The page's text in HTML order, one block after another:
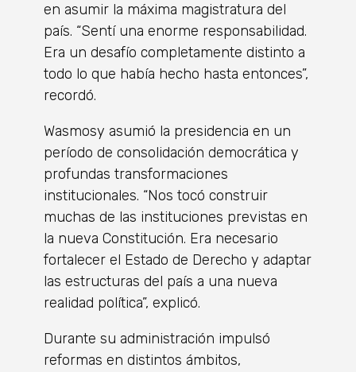
en asumir la máxima magistratura del
país. “Sentí una enorme responsabilidad.
Era un desafío completamente distinto a
todo lo que había hecho hasta entonces”,
recordó.
Wasmosy asumió la presidencia en un
período de consolidación democrática y
profundas transformaciones
institucionales. “Nos tocó construir
muchas de las instituciones previstas en
la nueva Constitución. Era necesario
fortalecer el Estado de Derecho y adaptar
las estructuras del país a una nueva
realidad política”, explicó.
Durante su administración impulsó
reformas en distintos ámbitos,